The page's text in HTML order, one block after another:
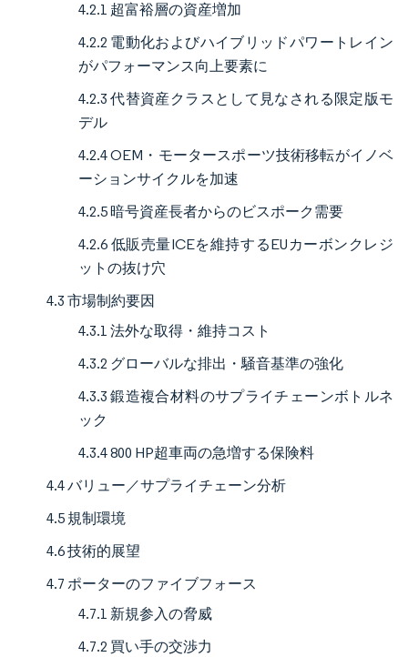
4.2.1 超富裕層の資産増加
4.2.2 電動化およびハイブリッドパワートレイン
がパフォーマンス向上要素に
4.2.3 代替資産クラスとして見なされる限定版モ
デル
4.2.4 OEM・モータースポーツ技術移転がイノベ
ーションサイクルを加速
4.2.5 暗号資産長者からのビスポーク需要
4.2.6 低販売量ICEを維持するEUカーボンクレジ
ットの抜け穴
4.3 市場制約要因
4.3.1 法外な取得・維持コスト
4.3.2 グローバルな排出・騒音基準の強化
4.3.3 鍛造複合材料のサプライチェーンボトルネ
ック
4.3.4 800 HP超車両の急増する保険料
4.4 バリュー／サプライチェーン分析
4.5 規制環境
4.6 技術的展望
4.7 ポーターのファイブフォース
4.7.1 新規参入の脅威
4.7.2 買い手の交渉力